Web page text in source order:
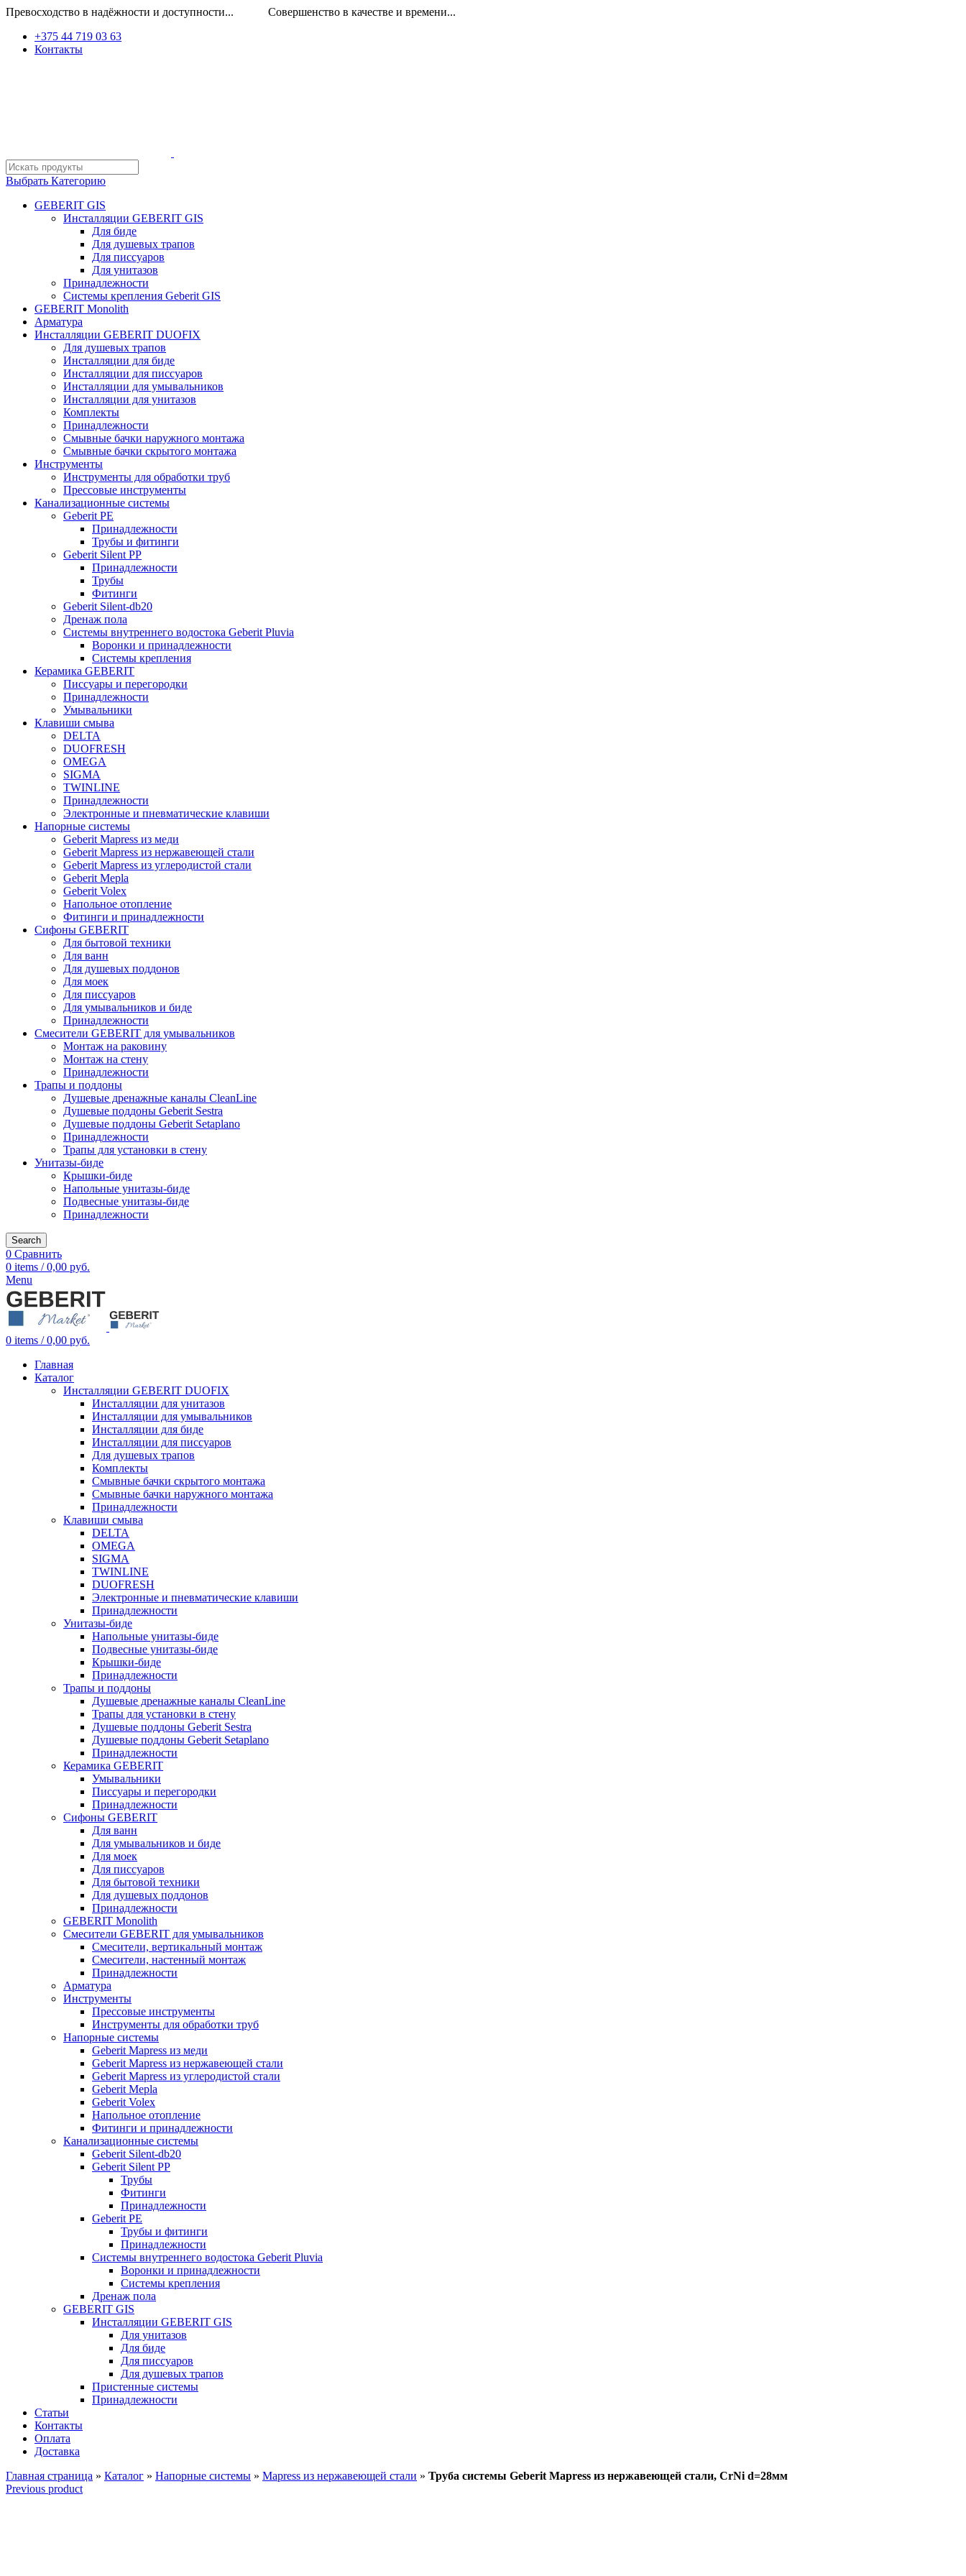
Превосходство в надёжности и доступности... Совершенство в качестве и времени...
+375 44 719 03 63
Контакты
Выбрать Категорию
GEBERIT GIS
Инсталляции GEBERIT GIS
Для биде
Для душевых трапов
Для писсуаров
Для унитазов
Принадлежности
Системы крепления Geberit GIS
GEBERIT Monolith
Арматура
Инсталляции GEBERIT DUOFIX
Для душевых трапов
Инсталляции для биде
Инсталляции для писсуаров
Инсталляции для умывальников
Инсталляции для унитазов
Комплекты
Принадлежности
Смывные бачки наружного монтажа
Смывные бачки скрытого монтажа
Инструменты
Инструменты для обработки труб
Прессовые инструменты
Канализационные системы
Geberit PE
Принадлежности
Трубы и фитинги
Geberit Silent PP
Принадлежности
Трубы
Фитинги
Geberit Silent-db20
Дренаж пола
Системы внутреннего водостока Geberit Pluvia
Воронки и принадлежности
Системы крепления
Керамика GEBERIT
Писсуары и перегородки
Принадлежности
Умывальники
Клавиши смыва
DELTA
DUOFRESH
OMEGA
SIGMA
TWINLINE
Принадлежности
Электронные и пневматические клавиши
Напорные системы
Geberit Mapress из меди
Geberit Mapress из нержавеющей стали
Geberit Mapress из углеродистой стали
Geberit Mepla
Geberit Volex
Напольное отопление
Фитинги и принадлежности
Сифоны GEBERIT
Для бытовой техники
Для ванн
Для душевых поддонов
Для моек
Для писсуаров
Для умывальников и биде
Принадлежности
Смесители GEBERIT для умывальников
Монтаж на раковину
Монтаж на стену
Принадлежности
Трапы и поддоны
Душевые дренажные каналы CleanLine
Душевые поддоны Geberit Sestra
Душевые поддоны Geberit Setaplano
Принадлежности
Трапы для установки в стену
Унитазы-биде
Крышки-биде
Напольные унитазы-биде
Подвесные унитазы-биде
Принадлежности
Search
0 Сравнить
0 items / 0,00 руб.
Menu
0 items / 0,00 руб.
Главная
Каталог
Инсталляции GEBERIT DUOFIX
Инсталляции для унитазов
Инсталляции для умывальников
Инсталляции для биде
Инсталляции для писсуаров
Для душевых трапов
Комплекты
Смывные бачки скрытого монтажа
Смывные бачки наружного монтажа
Принадлежности
Клавиши смыва
DELTA
OMEGA
SIGMA
TWINLINE
DUOFRESH
Электронные и пневматические клавиши
Принадлежности
Унитазы-биде
Напольные унитазы-биде
Подвесные унитазы-биде
Крышки-биде
Принадлежности
Трапы и поддоны
Душевые дренажные каналы CleanLine
Трапы для установки в стену
Душевые поддоны Geberit Sestra
Душевые поддоны Geberit Setaplano
Принадлежности
Керамика GEBERIT
Умывальники
Писсуары и перегородки
Принадлежности
Сифоны GEBERIT
Для ванн
Для умывальников и биде
Для моек
Для писсуаров
Для бытовой техники
Для душевых поддонов
Принадлежности
GEBERIT Monolith
Смесители GEBERIT для умывальников
Смесители, вертикальный монтаж
Смесители, настенный монтаж
Принадлежности
Арматура
Инструменты
Прессовые инструменты
Инструменты для обработки труб
Напорные системы
Geberit Mapress из меди
Geberit Mapress из нержавеющей стали
Geberit Mapress из углеродистой стали
Geberit Mepla
Geberit Volex
Напольное отопление
Фитинги и принадлежности
Канализационные системы
Geberit Silent-db20
Geberit Silent PP
Трубы
Фитинги
Принадлежности
Geberit PE
Трубы и фитинги
Принадлежности
Системы внутреннего водостока Geberit Pluvia
Воронки и принадлежности
Системы крепления
Дренаж пола
GEBERIT GIS
Инсталляции GEBERIT GIS
Для унитазов
Для биде
Для писсуаров
Для душевых трапов
Пристенные системы
Принадлежности
Статьи
Контакты
Оплата
Доставка
Главная страница » Каталог » Напорные системы » Mapress из нержавеющей стали » Труба системы Geberit Mapress из нержавеющей стали, CrNi d=28мм
Previous product